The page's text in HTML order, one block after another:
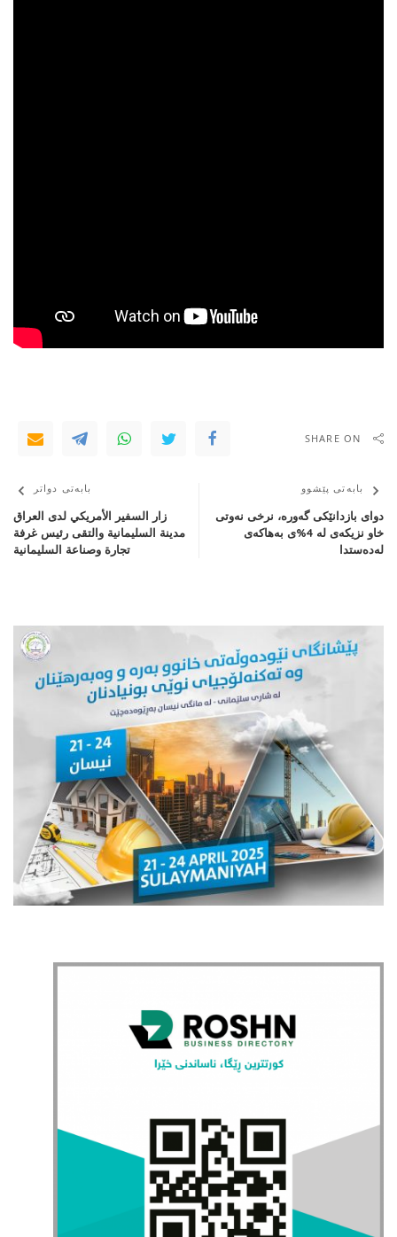
SHARE ON
بابەتی پێشوو
دوای بازدانێکی گەورە، نرخی نەوتی
خاو نزیكه‌ی له‌ 4%ی به‌هاكه‌ی
له‌ده‌ستدا
بابەتی دواتر
زار السفير الأمريكي لدى العراق
مدينة السليمانية والتقى رئيس غرفة
تجارة وصناعة السليمانية